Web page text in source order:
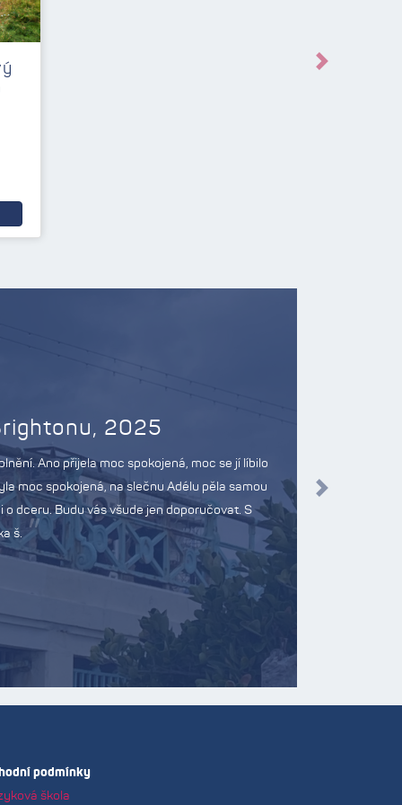
Následující
Ještě jsme chtěli moc poděkovat. Syn byl na stejném pobytu již
letos měl štěstí na naprosto výjimečnou rodinu. Přijel opravdu
komunikovali živě před odjezdem i po návratu. Jedná se o
všechny aktivity, které dělají. Již nyní syn plánuje, že příští rok pojede
ale celkově jsou tyto pobyty báječně, za což patří díky vaší firmě.
syna příští rok vybrali Maltu, bylo by to možné? Přeji pěkný den, Eva
Další
podmínky
škola